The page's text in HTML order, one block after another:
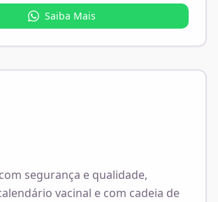
Saiba Mais
segurança e qualidade,
vacinal e com cadeia de